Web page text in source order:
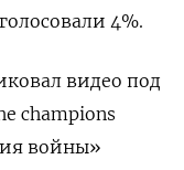
4%.
видео под
champions
войны»